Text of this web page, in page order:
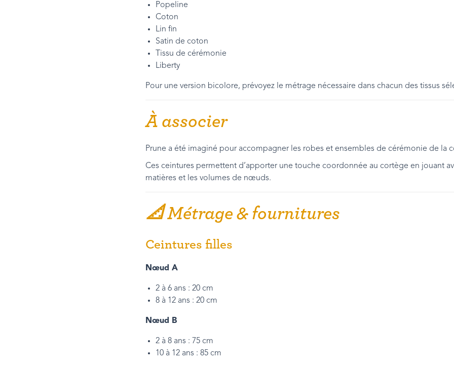
Popeline
Coton
Lin fin
Satin de coton
Tissu de cérémonie
Liberty
Pour une version bicolore, prévoyez le métrage nécessaire dans chacun des tissus
À associer
Prune a été imaginé pour accompagner les robes et ensembles de cérémonie de la
Ces ceintures permettent d’apporter une touche coordonnée au cortège en jouant
matières et les volumes de nœuds.
📐 Métrage & fournitures
Ceintures filles
Nœud A
2 à 6 ans : 20 cm
8 à 12 ans : 20 cm
Nœud B
2 à 8 ans : 75 cm
10 à 12 ans : 85 cm